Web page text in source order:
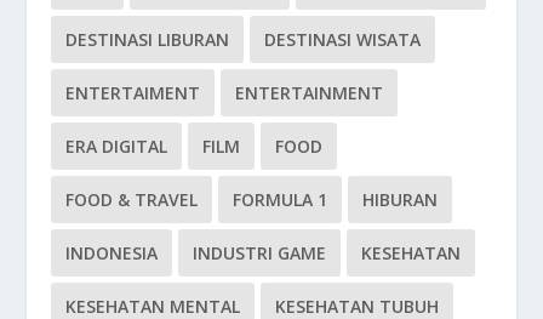
DESTINASI LIBURAN DESTINASI WISATA
ENTERTAIMENT ENTERTAINMENT
ERA DIGITAL FILM FOOD
FOOD & TRAVEL FORMULA 1 HIBURAN
INDONESIA INDUSTRI GAME KESEHATAN
KESEHATAN MENTAL KESEHATAN TUBUH